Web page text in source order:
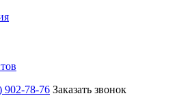
902-78-76 Заказать звонок